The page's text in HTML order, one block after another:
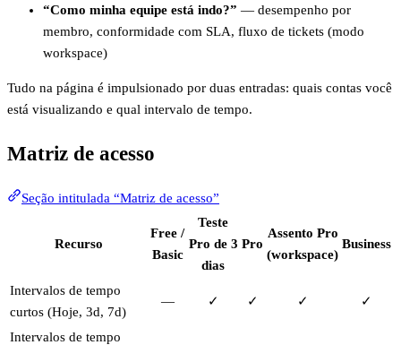
“Como minha equipe está indo?” — desempenho por
membro, conformidade com SLA, fluxo de tickets (modo
workspace)
Tudo na página é impulsionado por duas entradas: quais contas você
está visualizando e qual intervalo de tempo.
Matriz de acesso
Seção intitulada “Matriz de acesso”
Recurso
Free /
Basic
Teste
Pro de 3
dias
Pro
Assento Pro
(workspace)
Business
Intervalos de tempo
curtos (Hoje, 3d, 7d)
— ✓ ✓ ✓ ✓
Intervalos de tempo